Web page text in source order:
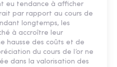
eu tendance à afficher
par rapport au cours de
longtemps, les
à accroître leur
hausse des coûts et de
du cours de l’or ne
dans la valorisation des